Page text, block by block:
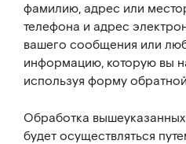
фамилию, адрес или
телефона и адрес
вашего сообщения или
информацию, которую вы
используя форму
Обработка
будет осуществляться